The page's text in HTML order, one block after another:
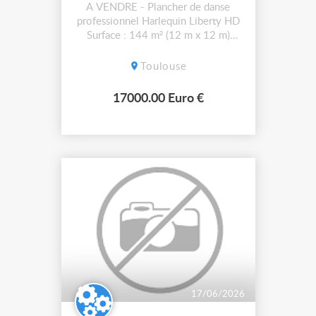
A VENDRE - Plancher de danse
professionnel Harlequin Liberty HD
Surface : 144 m² (12 m x 12 m)
Bon état général Sous garantie
amortissant haut de gamme, version
I...
Toulouse
17000.00 Euro €
17/06/2026